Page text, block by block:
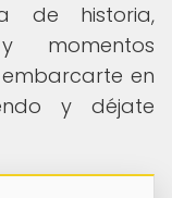
de historia,
momentos
en
y déjate